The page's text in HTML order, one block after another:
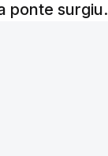
ponte surgiu.